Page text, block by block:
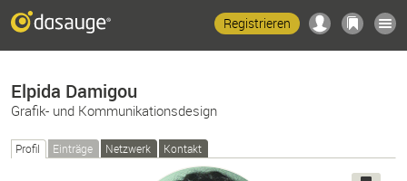
Registrieren
Elpida Damigou
Grafik- und Kommunikationsdesign
Profil Einträge Netzwerk Kontakt